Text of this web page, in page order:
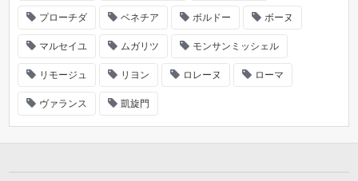
プローチダ ベネチア ボルドー ボーヌ
マルセイユ ムガリツ モンサンミッシェル
リモージュ リヨン ロレーヌ ローマ
ヴァランス 凱旋門